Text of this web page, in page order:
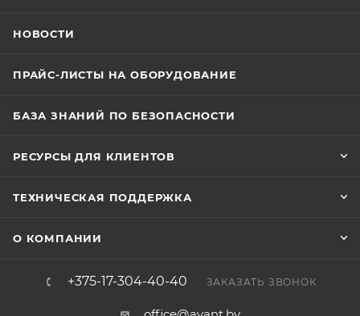
НОВОСТИ
ПРАЙС-ЛИСТЫ НА ОБОРУДОВАНИЕ
БАЗА ЗНАНИЙ ПО БЕЗОПАСНОСТИ
РЕСУРСЫ ДЛЯ КЛИЕНТОВ
ТЕХНИЧЕСКАЯ ПОДДЕРЖКА
О КОМПАНИИ
+375-17-304-40-40 ЗАКАЗАТЬ ЗВОНОК